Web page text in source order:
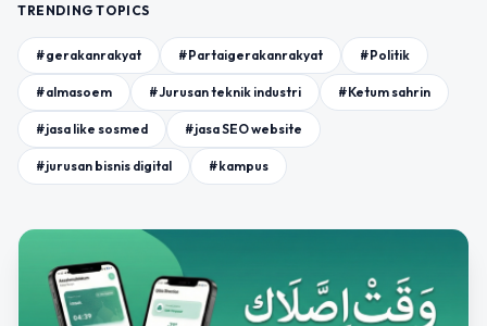
TRENDING TOPICS
#gerakanrakyat #Partaigerakanrakyat #Politik
#almasoem #Jurusan teknik industri #Ketum sahrin
#jasa like sosmed #jasa SEO website
#jurusan bisnis digital #kampus